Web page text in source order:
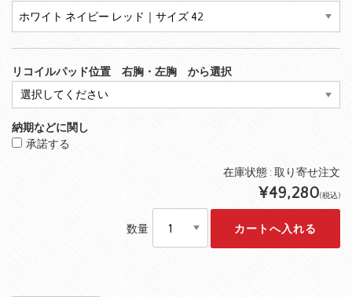
リコイルパッド位置 右胸・左胸 から選択
納期などに関し
承諾する
在庫状態 :取り寄せ注文
¥49,280(税込)
数量